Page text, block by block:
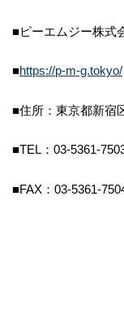
■​ピーエムジー株式
■https://p-m-g.tokyo/
■住所：東京都新宿
■TEL：03-5361-
■FAX：03-5361-